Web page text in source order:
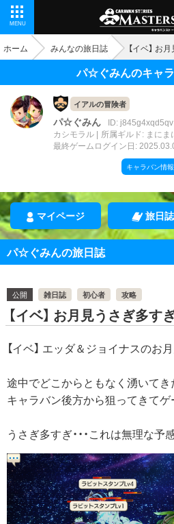
MENU
ホーム みんなの旅日誌 【イベ】 お
パ☆ぐみんのキャ
イアルの冒険者
パ☆ぐみん
ID: j845g4xqd5qv
カシモラル
所属ギルド: まにま
最終ゲームログイン日:
キャラバン情報
マイページ 旅日誌
パ☆ぐみんの旅日誌
公開
雑日誌 初心者 攻略
【イベ】 お月見うさぎ多す
【イベ】 エッダ＆ジョイナスのお
途中でどこからともなく湧いてき
キャラバン後方から狙ってきて
うさぎ多すぎ・・・これは無理な予